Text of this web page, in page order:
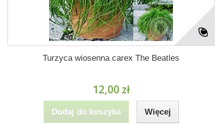
Turzyca wiosenna carex The Beatles
12,00 zł
Dodaj do koszyka Więcej